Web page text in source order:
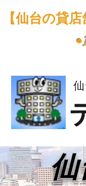
【仙台の貸
​●
仙